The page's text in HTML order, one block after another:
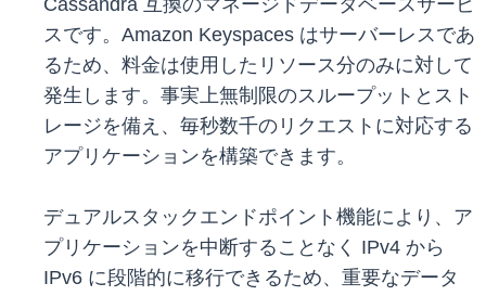
Cassandra 互換のマネージドデータベースサービ
スです。Amazon Keyspaces はサーバーレスであ
るため、料金は使用したリソース分のみに対して
発生します。事実上無制限のスループットとスト
レージを備え、毎秒数千のリクエストに対応する
アプリケーションを構築できます。
デュアルスタックエンドポイント機能により、ア
プリケーションを中断することなく IPv4 から
IPv6 に段階的に移行できるため、重要なデータ